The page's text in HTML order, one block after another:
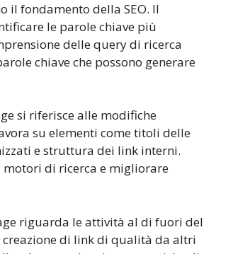
il fondamento della SEO. Il
le parole chiave più
delle query di ricerca
chiave che possono generare
si riferisce alle modifiche
su elementi come titoli delle
e struttura dei link interni.
motori di ricerca e migliorare
riguarda le attività al di fuori del
di link di qualità da altri